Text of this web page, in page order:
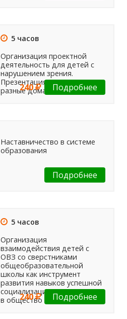
5 часов
Организация проектной
деятельность для детей с
нарушением зрения.
Презентация проекта Такие
разные дома
240 Подробнее
Наставничество в системе
образования
Подробнее
5 часов
Организация
взаимодействия детей с
ОВЗ со сверстниками
общеобразовательной
школы как инструмент
развития навыков успешной
социализации и интеграции
в общество
240 Подробнее